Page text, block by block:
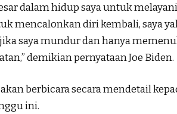
dalam hidup saya untuk
mencalonkan diri kembali, saya
saya mundur dan hanya
demikian pernyataan Joe Biden.
berbicara secara mendetail
ini.